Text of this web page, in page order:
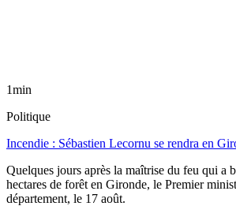
1min
Politique
Incendie : Sébastien Lecornu se rendra en
Quelques jours après la maîtrise du feu qui a
hectares de forêt en Gironde, le Premier
département, le 17 août.